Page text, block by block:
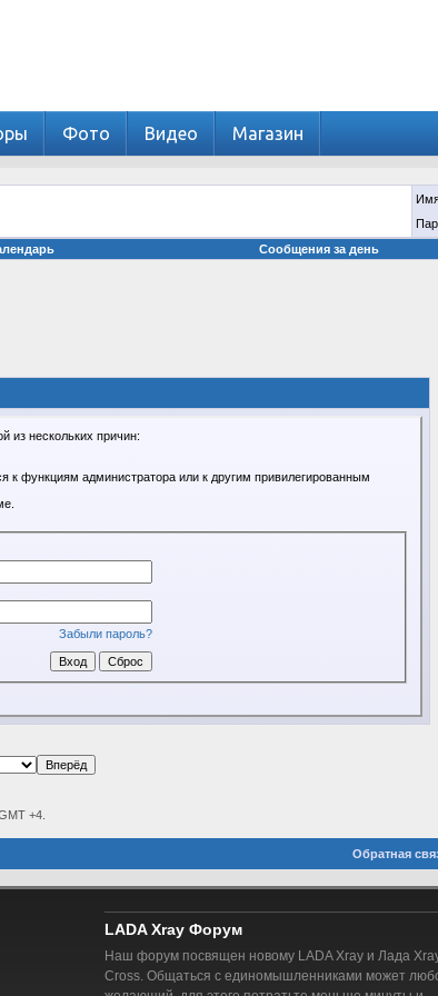
Фото Видео Магазин
Сообщения за день
из нескольких причин:
к функциям администратора или к другим привилегированным
Забыли пароль?
+4.
Обратная
LADA Xray Форум
Наш форум посвящен новому LADA Xray и Лада
Cross. Общаться с единомышленниками может